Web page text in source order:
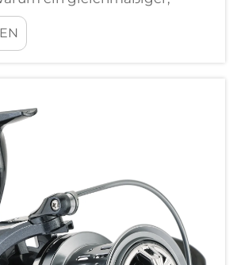
Drag wichtiger ist als die
Leistung bei
Sicher, alle freuen sich über